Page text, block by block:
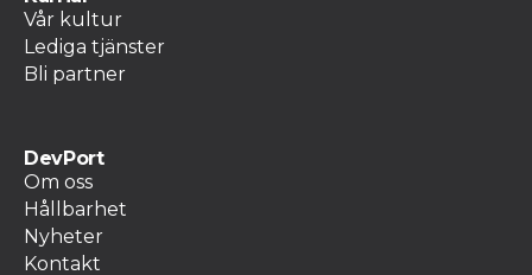
Vår kultur
Lediga tjänster
Bli partner
DevPort
Om oss
Hållbarhet
Nyheter
Kontakt